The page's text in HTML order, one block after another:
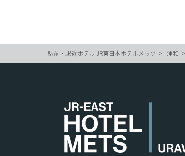
駅前・駅近ホテル JR東日本ホテルメッツ 浦和